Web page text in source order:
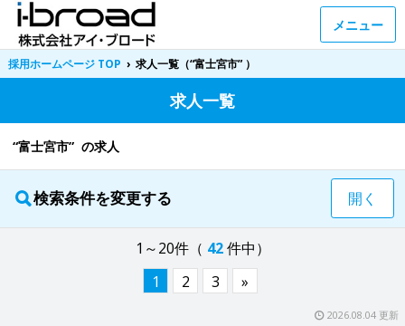
メニュー
採用ホームページ TOP › 求人一覧（“富士宮市” ）
求人一覧
“富士宮市” の求人
検索条件を変更する 開く
1～20件（ 42 件中）
1
2 3 »
2026.08.04 更新